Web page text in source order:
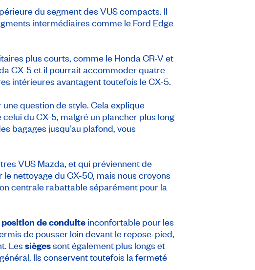
du segment des VUS compacts. Il
intermédiaires comme le Ford Edge
plus courts, comme le Honda CR-V et
CX-5 et il pourrait accommoder quatre
intérieures avantagent toutefois le CX-5.
question de style. Cela explique
du CX-5, malgré un plancher plus long
bagages jusqu’au plafond, vous
VUS Mazda, et qui préviennent de
nettoyage du CX-50, mais nous croyons
centrale rabattable séparément pour la
position de conduite inconfortable pour les
de pousser loin devant le repose-pied,
Les siègessont également plus longs et
Ils conservent toutefois la fermeté